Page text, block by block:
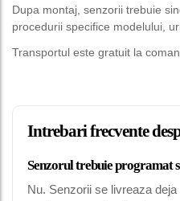
Dupa montaj, senzorii trebuie
procedurii specifice modelului,
Transportul este gratuit la
Intrebari frecvente
Senzorul trebuie programat
Nu. Senzorii se livreaza